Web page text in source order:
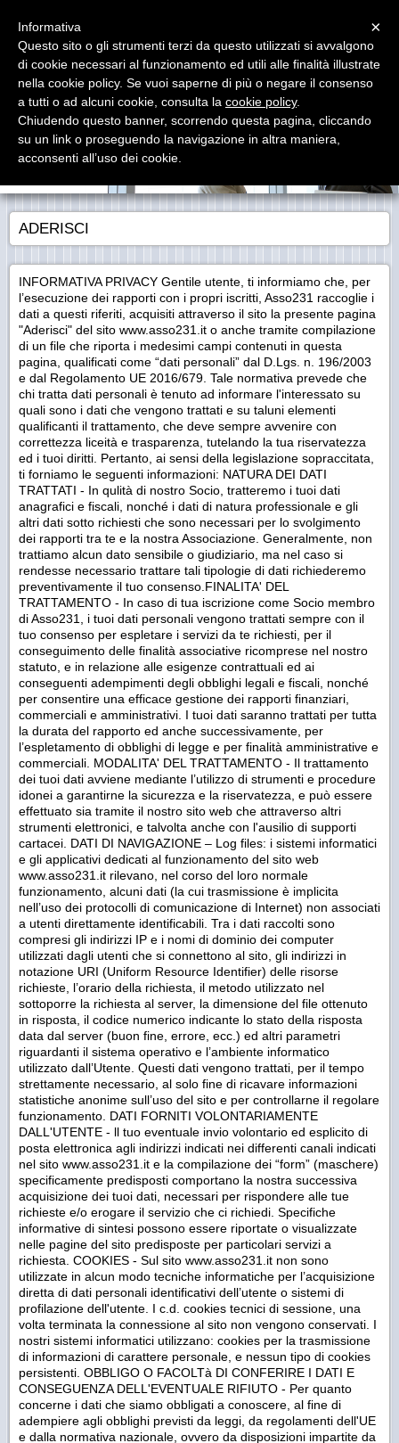
Asso 231
Stakeholders a confronto
ADERISCI
INFORMATIVA PRIVACY Gentile utente, ti informiamo che, per
l’esecuzione dei rapporti con i propri iscritti, Asso231 raccoglie i
dati a questi riferiti, acquisiti attraverso il sito la presente pagina
"Aderisci" del sito www.asso231.it o anche tramite compilazione
di un file che riporta i medesimi campi contenuti in questa
pagina, qualificati come “dati personali” dal D.Lgs. n. 196/2003
e dal Regolamento UE 2016/679. Tale normativa prevede che
chi tratta dati personali è tenuto ad informare l'interessato su
quali sono i dati che vengono trattati e su taluni elementi
qualificanti il trattamento, che deve sempre avvenire con
correttezza liceità e trasparenza, tutelando la tua riservatezza
ed i tuoi diritti. Pertanto, ai sensi della legislazione sopraccitata,
ti forniamo le seguenti informazioni: NATURA DEI DATI
TRATTATI - In qulità di nostro Socio, tratteremo i tuoi dati
anagrafici e fiscali, nonché i dati di natura professionale e gli
altri dati sotto richiesti che sono necessari per lo svolgimento
dei rapporti tra te e la nostra Associazione. Generalmente, non
trattiamo alcun dato sensibile o giudiziario, ma nel caso si
rendesse necessario trattare tali tipologie di dati richiederemo
preventivamente il tuo consenso.FINALITA' DEL
TRATTAMENTO - In caso di tua iscrizione come Socio membro
di Asso231, i tuoi dati personali vengono trattati sempre con il
tuo consenso per espletare i servizi da te richiesti, per il
conseguimento delle finalità associative ricomprese nel nostro
statuto, e in relazione alle esigenze contrattuali ed ai
conseguenti adempimenti degli obblighi legali e fiscali, nonché
per consentire una efficace gestione dei rapporti finanziari,
commerciali e amministrativi. I tuoi dati saranno trattati per tutta
la durata del rapporto ed anche successivamente, per
l’espletamento di obblighi di legge e per finalità amministrative e
commerciali. MODALITA' DEL TRATTAMENTO - Il trattamento
dei tuoi dati avviene mediante l’utilizzo di strumenti e procedure
idonei a garantirne la sicurezza e la riservatezza, e può essere
effettuato sia tramite il nostro sito web che attraverso altri
strumenti elettronici, e talvolta anche con l'ausilio di supporti
cartacei. DATI DI NAVIGAZIONE – Log files: i sistemi informatici
e gli applicativi dedicati al funzionamento del sito web
www.asso231.it rilevano, nel corso del loro normale
funzionamento, alcuni dati (la cui trasmissione è implicita
nell’uso dei protocolli di comunicazione di Internet) non associati
a utenti direttamente identificabili. Tra i dati raccolti sono
compresi gli indirizzi IP e i nomi di dominio dei computer
utilizzati dagli utenti che si connettono al sito, gli indirizzi in
notazione URI (Uniform Resource Identifier) delle risorse
richieste, l’orario della richiesta, il metodo utilizzato nel
sottoporre la richiesta al server, la dimensione del file ottenuto
in risposta, il codice numerico indicante lo stato della risposta
data dal server (buon fine, errore, ecc.) ed altri parametri
riguardanti il sistema operativo e l’ambiente informatico
utilizzato dall’Utente. Questi dati vengono trattati, per il tempo
strettamente necessario, al solo fine di ricavare informazioni
statistiche anonime sull’uso del sito e per controllarne il regolare
funzionamento. DATI FORNITI VOLONTARIAMENTE
DALL'UTENTE - ll tuo eventuale invio volontario ed esplicito di
posta elettronica agli indirizzi indicati nei differenti canali indicati
nel sito www.asso231.it e la compilazione dei “form” (maschere)
specificamente predisposti comportano la nostra successiva
acquisizione dei tuoi dati, necessari per rispondere alle tue
richieste e/o erogare il servizio che ci richiedi. Specifiche
informative di sintesi possono essere riportate o visualizzate
nelle pagine del sito predisposte per particolari servizi a
richiesta. COOKIES - Sul sito www.asso231.it non sono
utilizzate in alcun modo tecniche informatiche per l’acquisizione
diretta di dati personali identificativi dell’utente o sistemi di
profilazione dell'utente. I c.d. cookies tecnici di sessione, una
volta terminata la connessione al sito non vengono conservati. I
nostri sistemi informatici utilizzano: cookies per la trasmissione
di informazioni di carattere personale, e nessun tipo di cookies
persistenti. OBBLIGO O FACOLTà DI CONFERIRE I DATI E
CONSEGUENZA DELL'EVENTUALE RIFIUTO - Per quanto
concerne i dati che siamo obbligati a conoscere, al fine di
adempiere agli obblighi previsti da leggi, da regolamenti dell'UE
e dalla normativa nazionale, ovvero da disposizioni impartite da
un’immagine o un link, si presta il consenso all’uso dei cookie>
×
Informativa
Questo sito o gli strumenti terzi da questo utilizzati si avvalgono
di cookie necessari al funzionamento ed utili alle finalità illustrate
nella cookie policy. Se vuoi saperne di più o negare il consenso
a tutti o ad alcuni cookie, consulta la cookie policy.
Chiudendo questo banner, scorrendo questa pagina, cliccando
su un link o proseguendo la navigazione in altra maniera,
acconsenti all’uso dei cookie.